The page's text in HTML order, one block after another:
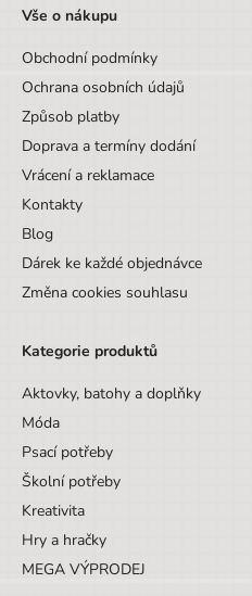
Vše o nákupu
Obchodní podmínky
Ochrana osobních údajů
Způsob platby
Doprava a termíny dodání
Vrácení a reklamace
Kontakty
Blog
Dárek ke každé objednávce
Změna cookies souhlasu
Kategorie produktů
Aktovky, batohy a doplňky
Móda
Psací potřeby
Školní potřeby
Kreativita
Hry a hračky
MEGA VÝPRODEJ